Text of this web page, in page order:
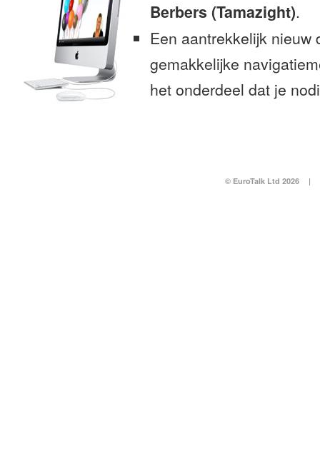
Berbers (Tamazight).
Een aantrekkelijk nieuw
gemakkelijke
het onderdeel dat je
© EuroTalk Ltd 2026 |